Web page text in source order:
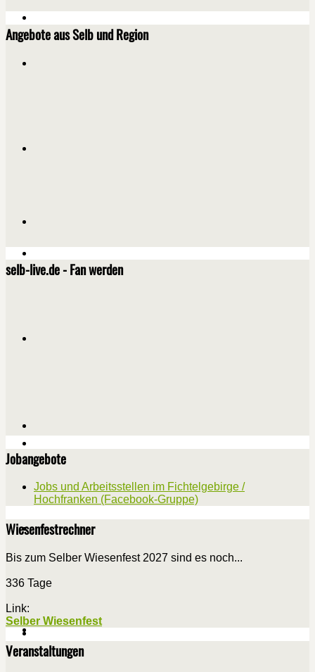
Angebote aus Selb und Region
selb-live.de - Fan werden
Jobangebote
Jobs und Arbeitsstellen im Fichtelgebirge /
Hochfranken (Facebook-Gruppe)
Wiesenfestrechner
Bis zum Selber Wiesenfest 2027 sind es noch...
336 Tage
Link:
Selber Wiesenfest
Veranstaltungen